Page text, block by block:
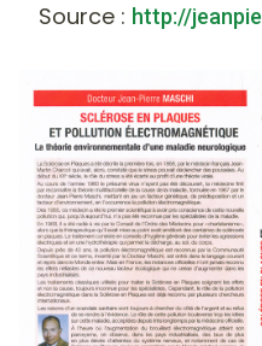
Source : http://